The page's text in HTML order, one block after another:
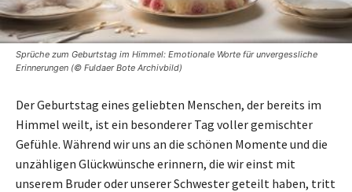
Sprüche zum Geburtstag im Himmel: Emotionale Worte für unvergessliche
Erinnerungen (© Fuldaer Bote Archivbild)
Der Geburtstag eines geliebten Menschen, der bereits im
Himmel weilt, ist ein besonderer Tag voller gemischter
Gefühle. Während wir uns an die schönen Momente und die
unzähligen Glückwünsche erinnern, die wir einst mit
unserem Bruder oder unserer Schwester geteilt haben, tritt